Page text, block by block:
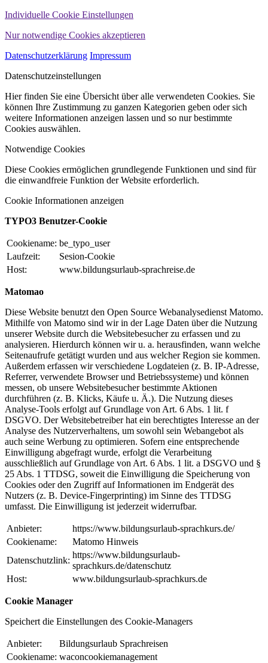
Individuelle Cookie Einstellungen
Nur notwendige Cookies akzeptieren
Datenschutzerklärung Impressum
Datenschutzeinstellungen
Hier finden Sie eine Übersicht über alle verwendeten Cookies. Sie
können Ihre Zustimmung zu ganzen Kategorien geben oder sich
weitere Informationen anzeigen lassen und so nur bestimmte
Cookies auswählen.
Notwendige Cookies
Diese Cookies ermöglichen grundlegende Funktionen und sind für
die einwandfreie Funktion der Website erforderlich.
Cookie Informationen anzeigen
TYPO3 Benutzer-Cookie
Cookiename: be_typo_user
Laufzeit:
Sesion-Cookie
Host:
www.bildungsurlaub-sprachreise.de
Matomao
Diese Website benutzt den Open Source Webanalysedienst Matomo.
Mithilfe von Matomo sind wir in der Lage Daten über die Nutzung
unserer Website durch die Websitebesucher zu erfassen und zu
analysieren. Hierdurch können wir u. a. herausfinden, wann welche
Seitenaufrufe getätigt wurden und aus welcher Region sie kommen.
Außerdem erfassen wir verschiedene Logdateien (z. B. IP-Adresse,
Referrer, verwendete Browser und Betriebssysteme) und können
messen, ob unsere Websitebesucher bestimmte Aktionen
durchführen (z. B. Klicks, Käufe u. Ä.). Die Nutzung dieses
Analyse-Tools erfolgt auf Grundlage von Art. 6 Abs. 1 lit. f
DSGVO. Der Websitebetreiber hat ein berechtigtes Interesse an der
Analyse des Nutzerverhaltens, um sowohl sein Webangebot als
auch seine Werbung zu optimieren. Sofern eine entsprechende
Einwilligung abgefragt wurde, erfolgt die Verarbeitung
ausschließlich auf Grundlage von Art. 6 Abs. 1 lit. a DSGVO und §
25 Abs. 1 TTDSG, soweit die Einwilligung die Speicherung von
Cookies oder den Zugriff auf Informationen im Endgerät des
Nutzers (z. B. Device-Fingerprinting) im Sinne des TTDSG
umfasst. Die Einwilligung ist jederzeit widerrufbar.
Anbieter:
https://www.bildungsurlaub-sprachkurs.de/
Cookiename:
Matomo Hinweis
Datenschutzlink:
https://www.bildungsurlaub-
sprachkurs.de/datenschutz
Host:
www.bildungsurlaub-sprachkurs.de
Cookie Manager
Speichert die Einstellungen des Cookie-Managers
Anbieter:
Bildungsurlaub Sprachreisen
Cookiename: waconcookiemanagement